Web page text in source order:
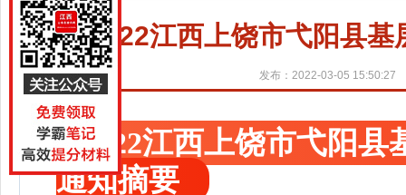
2022江西上饶市弋阳县
发布：2022-03-05 15:50:27
2022江西上饶市弋阳
通知摘要